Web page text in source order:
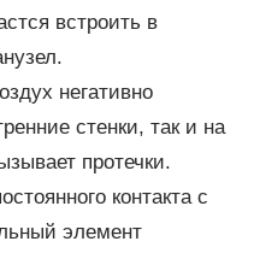
встроить в
негативно
стенки, так и на
протечки.
контакта с
элемент